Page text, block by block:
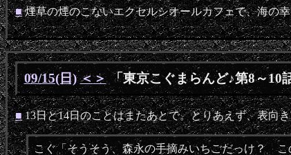
■煙草の煙のこないエクセルシオールカフェで、海の
09/15(日) ＜＞ 「東京こぐまらんど♪第8～10
■13日と14日のことはまたあとで。とりあえず、表向
こぐ「そうそう、森永の手摘みいちごだっけ？